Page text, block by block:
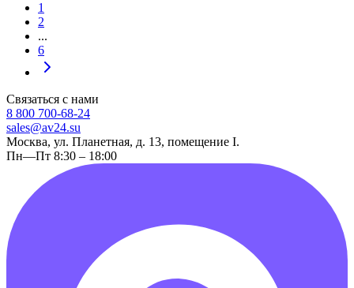
1
2
...
6
Связаться с нами
8 800 700-68-24
sales@av24.su
Москва, ул. Планетная, д. 13, помещение I.
Пн—Пт 8:30 – 18:00